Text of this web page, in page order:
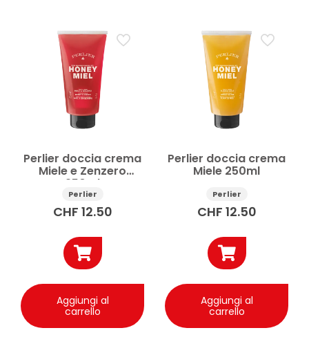
Perlier doccia crema
Miele e Zenzero
250ml
Perlier
CHF 12.50
Aggiungi al
carrello
Perlier doccia crema
Miele 250ml
Perlier
CHF 12.50
Aggiungi al
carrello